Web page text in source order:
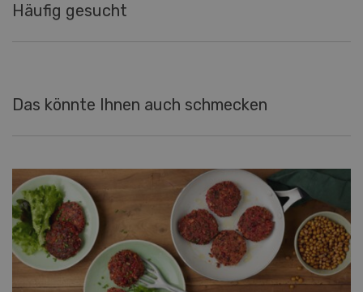
Häufig gesucht
Das könnte Ihnen auch schmecken